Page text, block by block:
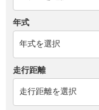
年式
走行距離